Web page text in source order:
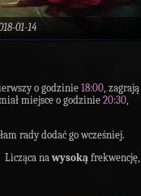
01-14
o godzinie18:00, zagrają
miejsce o godzinie20:30,
rady dodać go wcześniej.
Licząca nawysoką frekwencję,